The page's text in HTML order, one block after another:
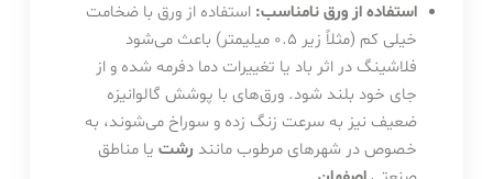
استفاده از ورق نامناسب: استفاده از ورق با ضخامت
خیلی کم (مثلاً زیر ۰.۵ میلیمتر) باعث می‌شود
فلاشینگ در اثر باد یا تغییرات دما دفرمه شده و از
جای خود بلند شود. ورق‌های با پوشش گالوانیزه
ضعیف نیز به سرعت زنگ زده و سوراخ می‌شوند، به
خصوص در شهرهای مرطوب مانند رشت یا مناطق